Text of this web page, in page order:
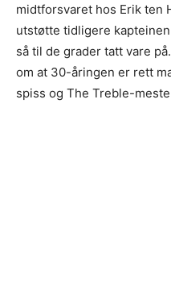
midtforsvaret hos Erik ten
utstøtte tidligere
så til de grader tatt vare
om at 30-åringen er rett
spiss og The Treble-